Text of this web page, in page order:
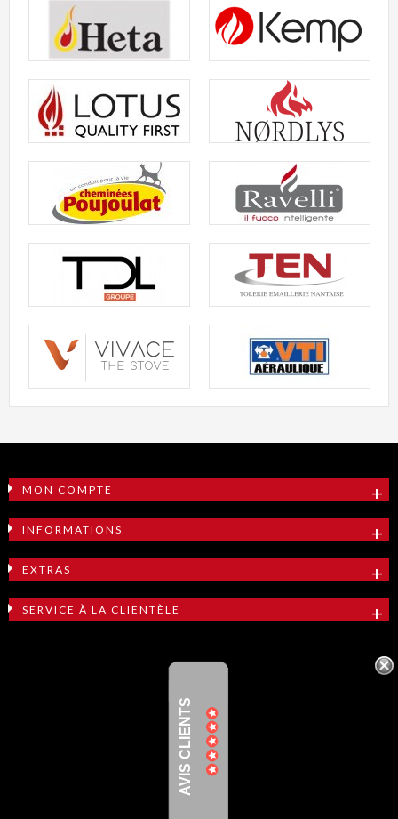
MON COMPTE
INFORMATIONS
EXTRAS
SERVICE À LA CLIENTÈLE
AVIS CLIENTS